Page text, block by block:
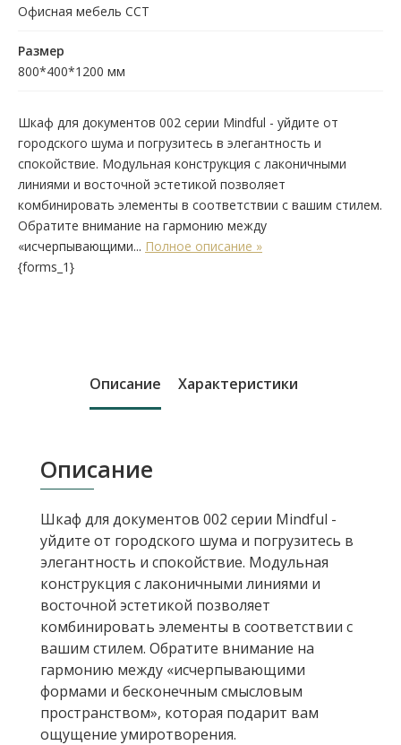
Офисная мебель ССТ
Размер
800*400*1200 мм
Шкаф для документов 002 серии Mindful - уйдите от
городского шума и погрузитесь в элегантность и
спокойствие. Модульная конструкция с лаконичными
линиями и восточной эстетикой позволяет
комбинировать элементы в соответствии с вашим стилем.
Обратите внимание на гармонию между
«исчерпывающими... Полное описание »
{forms_1}
Описание Характеристики
Описание
Шкаф для документов 002 серии Mindful -
уйдите от городского шума и погрузитесь в
элегантность и спокойствие. Модульная
конструкция с лаконичными линиями и
восточной эстетикой позволяет
комбинировать элементы в соответствии с
вашим стилем. Обратите внимание на
гармонию между «исчерпывающими
формами и бесконечным смысловым
пространством», которая подарит вам
ощущение умиротворения.